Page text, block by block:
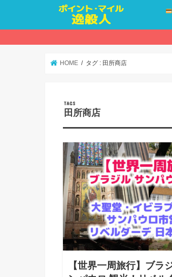
HOME タグ : 田所商店
田所商店
【世界一周旅行】ブラ